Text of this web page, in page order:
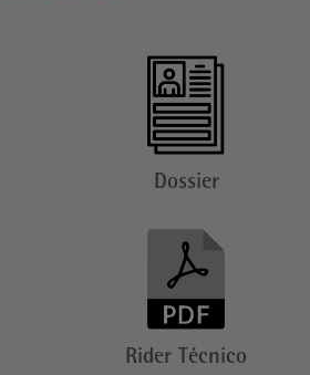
Dossier
Rider Técnico